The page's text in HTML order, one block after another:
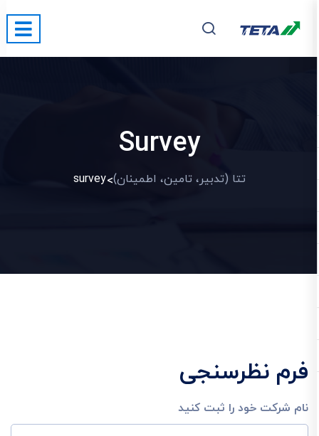
Survey
تتا (تدبیر، تامین، اطمینان)>
survey
فرم نظرسنجی
نام شرکت خود را ثبت کنید